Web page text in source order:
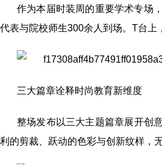
作为本届时装周的重要学术专场
代表与院校师生300余人到场。T台上
三大篇章诠释时尚教育新维度
整场发布以三大主题篇章展开创
利的剪裁、跃动的色彩与创新纹样，